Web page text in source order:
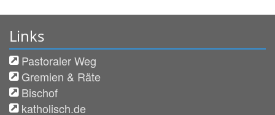
Links
Pastoraler Weg
Gremien & Räte
Bischof
katholisch.de